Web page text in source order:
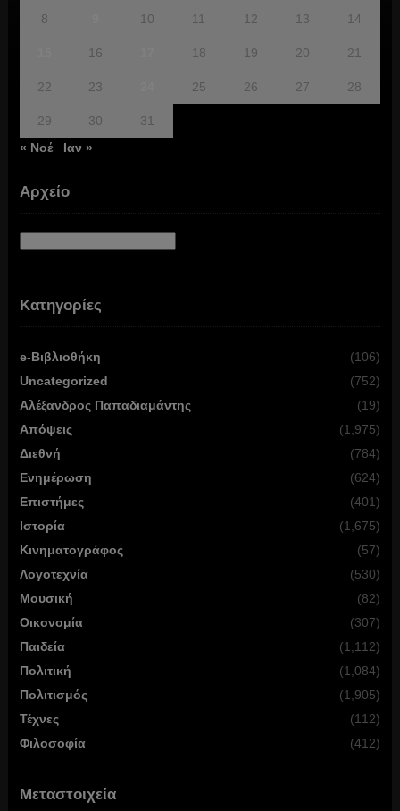
8 10 11 12 13 14
16 18 19 20 21
22 23 25 26 27 28
29 30
31
« Νοέ
Ιαν »
Αρχείο
Κατηγορίες
e-Βιβλιοθήκη
(106)
Uncategorized
(752)
Αλέξανδρος Παπαδιαμάντης
(19)
Απόψεις
(1,975)
Διεθνή
(784)
Ενημέρωση
(624)
Επιστήμες
(401)
Ιστορία
(1,675)
Κινηματογράφος
(57)
Λογοτεχνία
(530)
Μουσική
(82)
Οικονομία
(307)
Παιδεία
(1,112)
Πολιτική
(1,084)
Πολιτισμός
(1,905)
Τέχνες
(112)
Φιλοσοφία
(412)
Μεταστοιχεία